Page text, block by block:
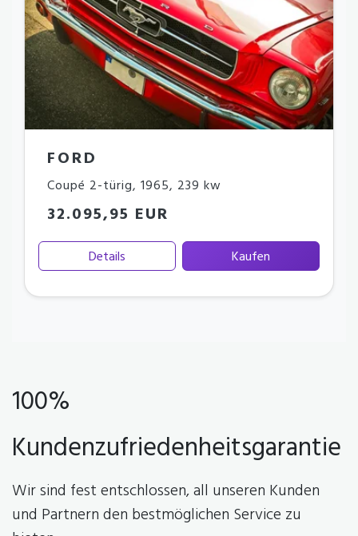
FORD
Coupé 2-türig, 1965, 239 kw
32.095,95 EUR
Details Kaufen
100%
Kundenzufriedenheitsgarantie
Wir sind fest entschlossen, all unseren Kunden
und Partnern den bestmöglichen Service zu